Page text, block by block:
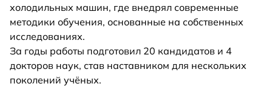
холодильных машин, где внедрял современные
методики обучения, основанные на собственных
исследованиях.
За годы работы подготовил 20 кандидатов и 4
докторов наук, став наставником для нескольких
поколений учёных.